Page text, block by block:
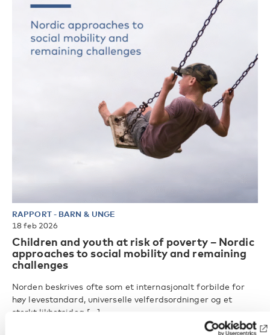
RAPPORT- BARN & UNGE
18 feb 2026
Children and youth at risk of poverty – Nordic
approaches to social mobility and remaining
challenges
Norden beskrives ofte som et internasjonalt forbilde for
høy levestandard, universelle velferdsordninger og et
sterkt likhetsidea [...]